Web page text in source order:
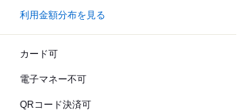
利用金額分布を見る
カード可
電子マネー不可
QRコード決済可